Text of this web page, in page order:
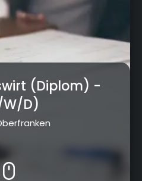
(Diplom) -
D)